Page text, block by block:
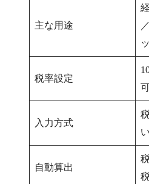
主な用途
税率設定
入力方式
自動算出